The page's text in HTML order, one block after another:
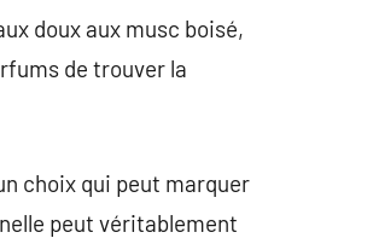
doux aux musc boisé,
de trouver la
choix qui peut marquer
peut véritablement